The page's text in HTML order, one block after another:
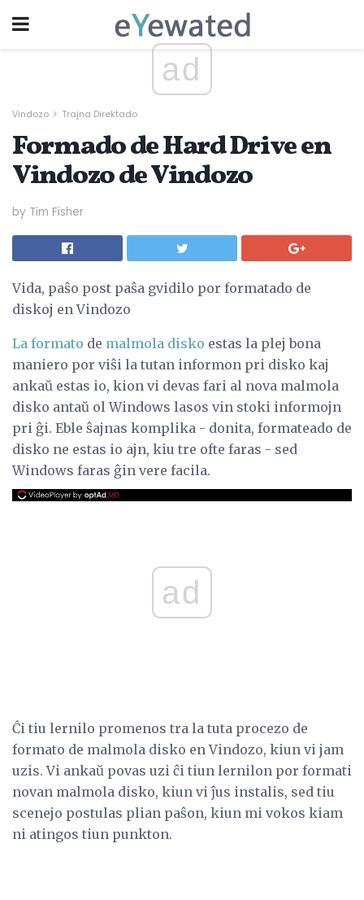
ad
Vindozo Trajna Direktado
Formado de Hard Drive en
Vindozo de Vindozo
by Tim Fisher
Vida, paŝo post paŝa gvidilo por formatado de
diskoj en Vindozo
La formato de malmola disko estas la plej bona
maniero por viŝi la tutan informon pri disko kaj
ankaŭ estas io, kion vi devas fari al nova malmola
disko antaŭ ol Windows lasos vin stoki informojn
pri ĝi. Eble ŝajnas komplika - donita, formateado de
disko ne estas io ajn, kiu tre ofte faras - sed
Windows faras ĝin vere facila.
ad
Ĉi tiu lernilo promenos tra la tuta procezo de
formato de malmola disko en Vindozo, kiun vi jam
uzis. Vi ankaŭ povas uzi ĉi tiun lernilon por formati
novan malmola disko, kiun vi ĵus instalis, sed tiu
scenejo postulas plian paŝon, kiun mi vokos kiam
ni atingos tiun punkton.